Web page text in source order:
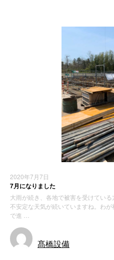
2020年7月7日
7月になりました
大雨が続き、各地で被害を受けている
不安定な天気が続いていますね。わ
で進 …
髙橋設備